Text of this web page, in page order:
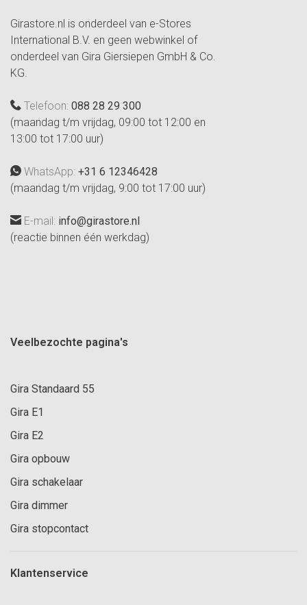
Girastore.nl is onderdeel van e-Stores
International B.V. en geen webwinkel of
onderdeel van Gira Giersiepen GmbH & Co.
KG.
Telefoon: 088 28 29 300
(maandag t/m vrijdag, 09:00 tot 12:00 en
13:00 tot 17:00 uur)
WhatsApp: +31 6 12346428
(maandag t/m vrijdag, 9:00 tot 17:00 uur)
E-mail: info@girastore.nl
(reactie binnen één werkdag)
Veelbezochte pagina's
Gira Standaard 55
Gira E1
Gira E2
Gira opbouw
Gira schakelaar
Gira dimmer
Gira stopcontact
Klantenservice